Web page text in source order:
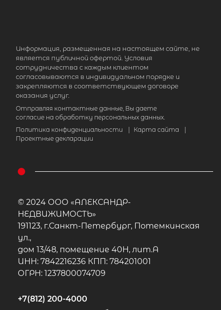
Информация, размещенная на настоящем сайте, не
является публичной офертой. Условия
сотрудничества с каждым клиентом
согласовываются в индивидуальном порядке и
закрепляются в соответствующем договоре
оказания услуг.
Отправляя контактные данные, Вы даете
согласие на обработку персональных данных.
Политика конфиденциальности
Карта сайта
Проектные декларации
© 2024 ООО «АЛЕКСАНДР-
НЕДВИЖИМОСТЬ»
191123, г.Санкт-Петербург, Потемкинская
ул.,
дом 13/48, помещение 40Н, лит.А
ИНН: 7842216236 КПП: 784201001
ОГРН: 1237800074709
+7(812) 200-4000